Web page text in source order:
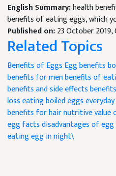
English Summary:health
benefits of eating eggs, which
Published on:23 October 2019,
Related Topics
Benefits of Eggs Egg benefits
benefits for menbenefits of
benefits and side effects
losseating boiled eggs everyday
benefits for hairnutritive value
egg factsdisadvantages of egg
eating egg in night\